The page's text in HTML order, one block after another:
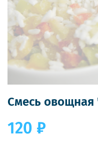
Смесь овощная
120 ₽